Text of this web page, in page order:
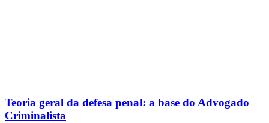
Teoria geral da defesa penal: a base do Advogado
Criminalista